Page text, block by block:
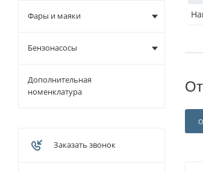
Фары и маяки
Бензонасосы
Дополнительная
номенклатура
Заказать звонок